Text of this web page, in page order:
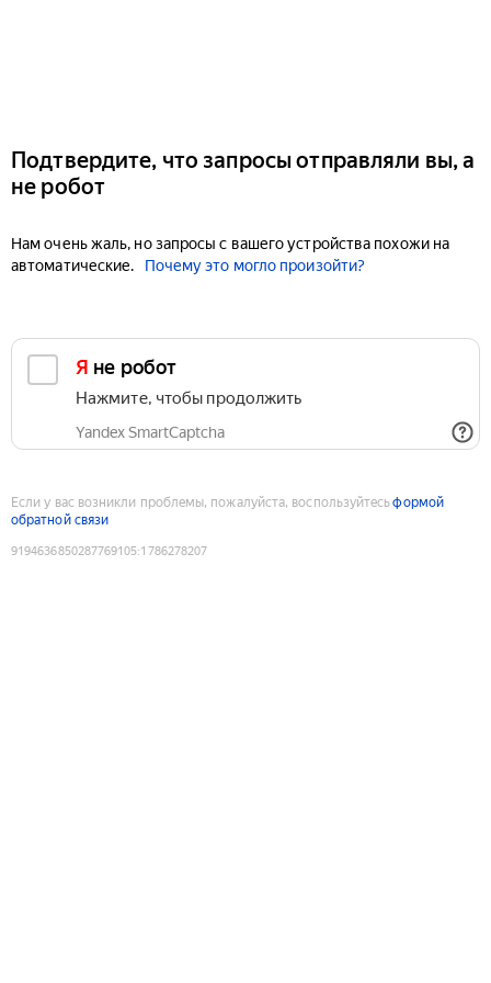
Подтвердите, что запросы отправляли вы, а
не робот
Нам очень жаль, но запросы с вашего устройства похожи на
автоматические.
Почему это могло произойти?
Я не робот
Нажмите, чтобы продолжить
Yandex SmartCaptcha
Если у вас возникли проблемы, пожалуйста, воспользуйтесьформой
обратной связи
9194636850287769105:1786278207